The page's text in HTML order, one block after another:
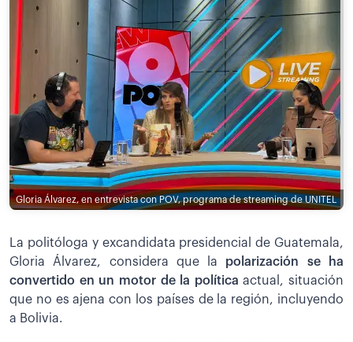
Gloria Álvarez, en entrevista con POV, programa de streaming de UNITEL
La politóloga y excandidata presidencial de Guatemala,
Gloria Álvarez, considera que la polarización se ha
convertido en un motor de la política actual, situación
que no es ajena con los países de la región, incluyendo
a Bolivia.